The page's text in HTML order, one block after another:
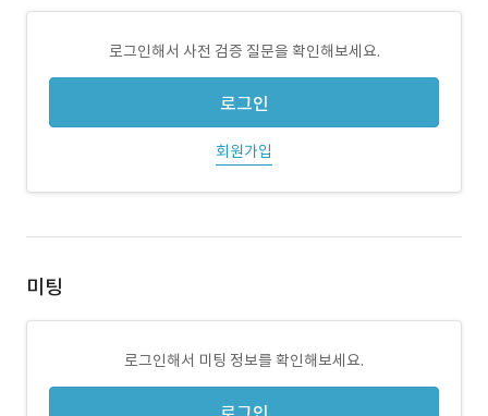
로그인해서 사전 검증 질문을 확인해보세요.
로그인
회원가입
미팅
로그인해서 미팅 정보를 확인해보세요.